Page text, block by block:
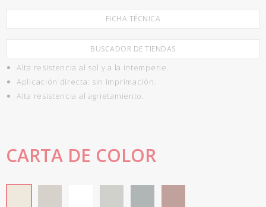
FICHA TÉCNICA
BUSCADOR DE TIENDAS
Alta resistencia al sol y a la intemperie.
Aplicación directa: sin imprimación.
Alta resistencia al agrietamiento.
CARTA DE COLOR